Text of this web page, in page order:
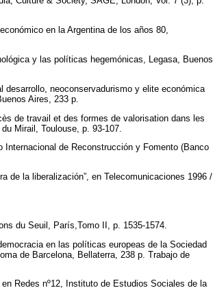
en la Argentina de los años 80,
y las políticas hegemónicas, Legasa, Buenos
neoconservadurismo y elite económica
Aires, 233 p.
de travail et des formes de valorisation dans les
Mirail, Toulouse, p. 93-107.
Internacional de Reconstrucción y Fomento (Banco
de la liberalización”, en Telecomunicaciones 1996 /
du Seuil, París,Tomo II, p. 1535-1574.
en las políticas europeas de la Sociedad
de Barcelona, Bellaterra, 238 p. Trabajo de
Redes nº12, Instituto de Estudios Sociales de la